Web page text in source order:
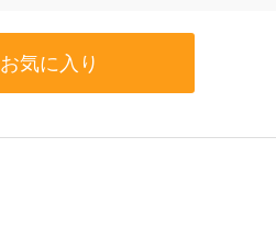
お気に入り